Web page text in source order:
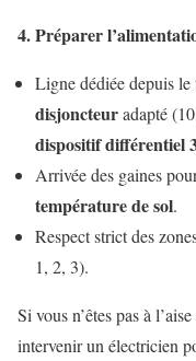
4. Préparer
Ligne dédiée depuis le
disjoncteuradapté
dispositif différentiel
Arrivée des gaines
température de sol.
Respect strict des
1, 2, 3).
Si vous n’êtes pas à
intervenir un électricien